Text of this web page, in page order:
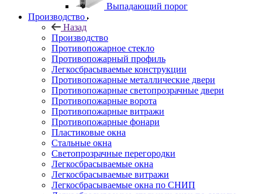
Выпадающий порог
Производство
Назад
Производство
Противопожарное стекло
Противопожарный профиль
Легкосбрасываемые конструкции
Противопожарные металлические двери
Противопожарные светопрозрачные двери
Противопожарные ворота
Противопожарные витражи
Противопожарные фонари
Пластиковые окна
Стальные окна
Светопрозрачные перегородки
Легкосбрасываемые окна
Легкосбрасываемые витражи
Легкосбрасываемые окна по СНИП